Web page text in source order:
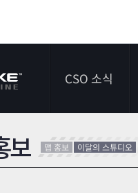
CSO 소식
공지사항
보 맵 홍보 이달의 스튜디오